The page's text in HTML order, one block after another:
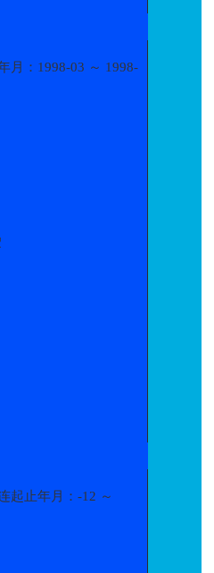
月：1998-03 ～ 1998-
起止年月：-12 ～